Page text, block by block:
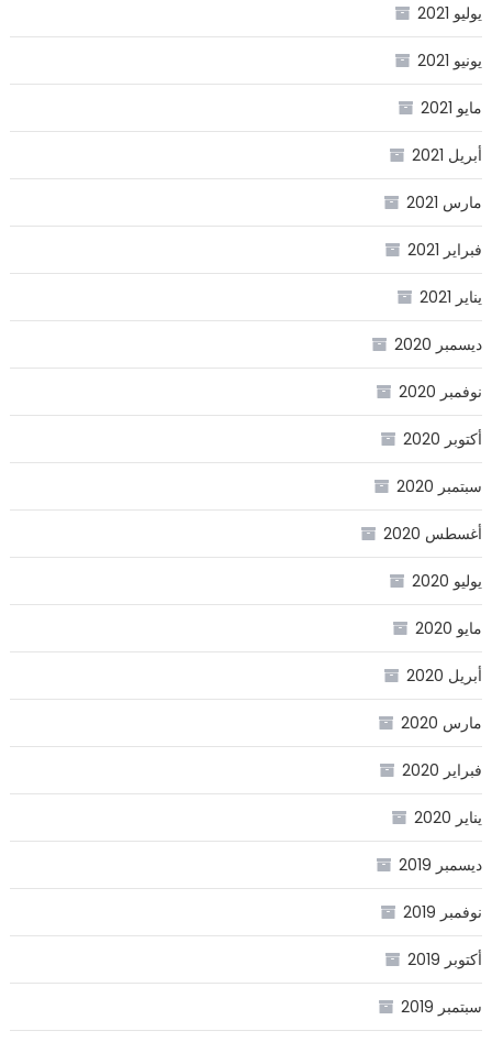
يوليو 2021
يونيو 2021
مايو 2021
أبريل 2021
مارس 2021
فبراير 2021
يناير 2021
ديسمبر 2020
نوفمبر 2020
أكتوبر 2020
سبتمبر 2020
أغسطس 2020
يوليو 2020
مايو 2020
أبريل 2020
مارس 2020
فبراير 2020
يناير 2020
ديسمبر 2019
نوفمبر 2019
أكتوبر 2019
سبتمبر 2019